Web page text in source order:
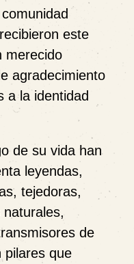
este
merecido
agradecimiento
a la identidad
de su vida han
leyendas,
tejedoras,
de
pilares que